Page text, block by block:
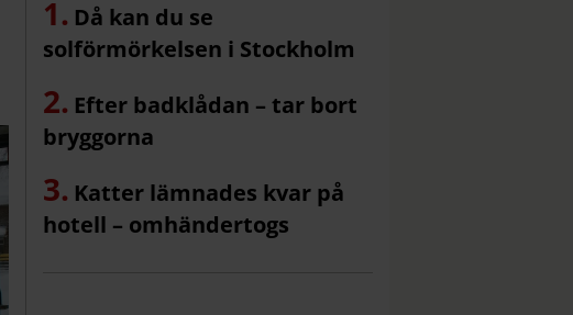
Då kan du se
solförmörkelsen i Stockholm
Efter badklådan – tar bort
bryggorna
Katter lämnades kvar på
hotell – omhändertogs